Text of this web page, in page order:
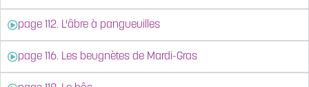
page 112. L'âbre à pangueuilles
page 116. Les beugnètes de Mardi-Gras